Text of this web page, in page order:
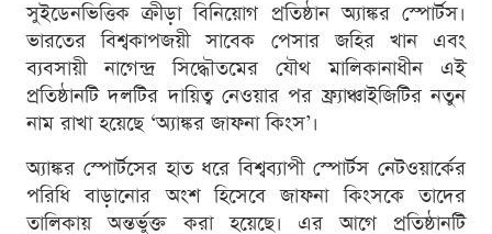
সুইডেনভিত্তিক ক্রীড়া বিনিয়োগ প্রতিষ্ঠান অ্যাঙ্কর স্পোর্টস।
ভারতের বিশ্বকাপজয়ী সাবেক পেসার জহির খান এবং
ব্যবসায়ী নাগেন্দ্র সিদ্ধৌতমের যৌথ মালিকানাধীন এই
প্রতিষ্ঠানটি দলটির দায়িত্ব নেওয়ার পর ফ্র্যাঞ্চাইজিটির নতুন
নাম রাখা হয়েছে ‘অ্যাঙ্কর জাফনা কিংস’।
অ্যাঙ্কর স্পোর্টসের হাত ধরে বিশ্বব্যাপী স্পোর্টস নেটওয়ার্কের
পরিধি বাড়ানোর অংশ হিসেবে জাফনা কিংসকে তাদের
তালিকায় অন্তর্ভুক্ত করা হয়েছে। এর আগে প্রতিষ্ঠানটি